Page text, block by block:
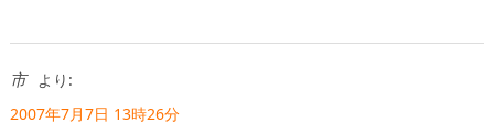
市 より:
2007年7月7日 13時26分